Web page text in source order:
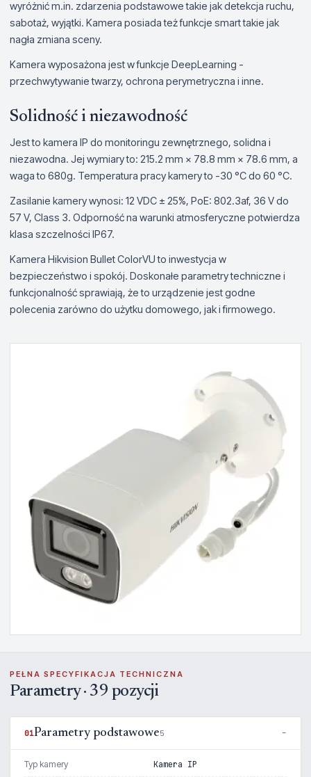
wyróżnić m.in. zdarzenia podstawowe takie jak detekcja ruchu,
sabotaż, wyjątki. Kamera posiada też funkcje smart takie jak
nagła zmiana sceny.
Kamera wyposażona jest w funkcje DeepLearning -
przechwytywanie twarzy, ochrona perymetryczna i inne.
Solidność i niezawodność
Jest to kamera IP do monitoringu zewnętrznego, solidna i
niezawodna. Jej wymiary to: 215.2 mm × 78.8 mm × 78.6 mm, a
waga to 680g. Temperatura pracy kamery to -30 °C do 60 °C.
Zasilanie kamery wynosi: 12 VDC ± 25%, PoE: 802.3af, 36 V do
57 V, Class 3. Odporność na warunki atmosferyczne potwierdza
klasa szczelności IP67.
Kamera Hikvision Bullet ColorVU to inwestycja w
bezpieczeństwo i spokój. Doskonałe parametry techniczne i
funkcjonalność sprawiają, że to urządzenie jest godne
polecenia zarówno do użytku domowego, jak i firmowego.
PEŁNA SPECYFIKACJA TECHNICZNA
Parametry · 39 pozycji
01Parametry podstawowe5
Typ kamery Kamera IP